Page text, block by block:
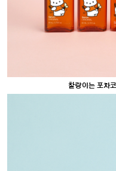
찰랑이는 포차